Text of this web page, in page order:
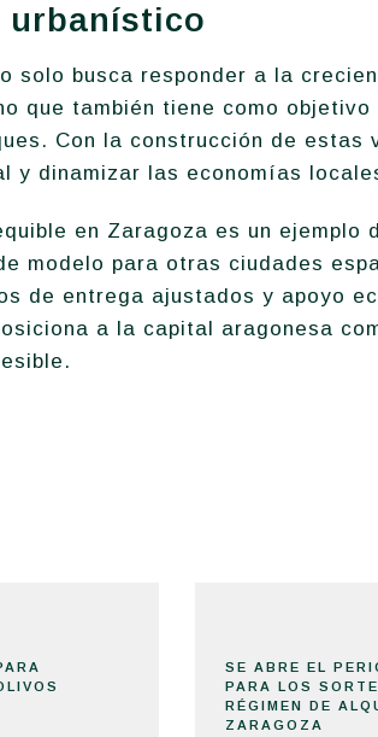
urbanístico
solo busca responder a la
que también tiene como
Con la construcción de estas
y dinamizar las economías
en Zaragoza es un ejemplo
modelo para otras ciudades
de entrega ajustados y apoyo
a la capital aragonesa
SE ABRE EL
PARA LOS
RÉGIMEN DE
ZARAGOZA